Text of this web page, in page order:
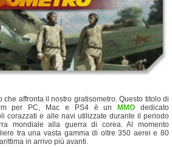
che affronta il nostro gratisometro. Questo titolo di
per PC, Mac e PS4 è un
MMO dedicato
corazzati e alle navi utilizzate durante il periodo
mondiale alla guerra di corea. Al momento
tra una vasta gamma di oltre 350 aerei e 80
in arrivo più avanti.